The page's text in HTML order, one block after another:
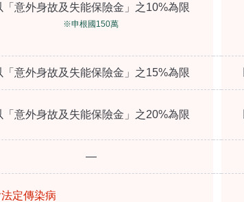
「意外身故及失能保險金」之10%為限
※申根國150萬
「意外身故及失能保險金」之15%為限
「意外身故及失能保險金」之20%為限
—
法定傳染病